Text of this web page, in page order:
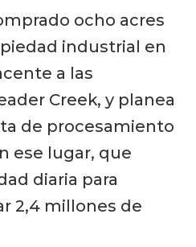
ocho acres
industrial en
a las
Creek, y planea
de procesamiento
ese lugar, que
diaria para
2,4 millones de